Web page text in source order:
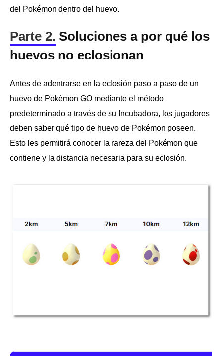
del Pokémon dentro del huevo.
Parte 2. Soluciones a por qué los
huevos no eclosionan
Antes de adentrarse en la eclosión paso a paso de un
huevo de Pokémon GO mediante el método
predeterminado a través de su Incubadora, los jugadores
deben saber qué tipo de huevo de Pokémon poseen.
Esto les permitirá conocer la rareza del Pokémon que
contiene y la distancia necesaria para su eclosión.